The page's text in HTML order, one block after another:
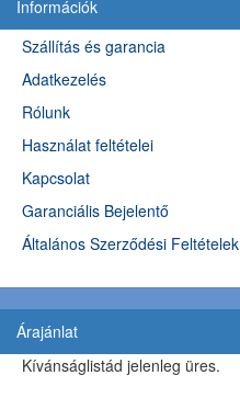
Információk
Szállítás és garancia
Adatkezelés
Rólunk
Használat feltételei
Kapcsolat
Garanciális Bejelentő
Általános Szerződési Feltételek
Árajánlat
Kívánságlistád jelenleg üres.